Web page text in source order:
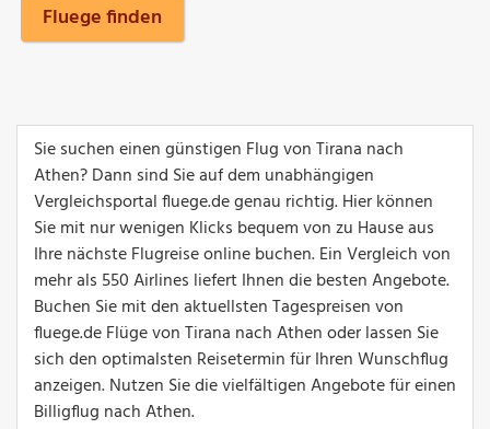
Fluege finden
Sie suchen einen günstigen Flug von Tirana nach
Athen? Dann sind Sie auf dem unabhängigen
Vergleichsportal fluege.de genau richtig. Hier können
Sie mit nur wenigen Klicks bequem von zu Hause aus
Ihre nächste Flugreise online buchen. Ein Vergleich von
mehr als 550 Airlines liefert Ihnen die besten Angebote.
Buchen Sie mit den aktuellsten Tagespreisen von
fluege.de Flüge von Tirana nach Athen oder lassen Sie
sich den optimalsten Reisetermin für Ihren Wunschflug
anzeigen. Nutzen Sie die vielfältigen Angebote für einen
Billigflug nach Athen.